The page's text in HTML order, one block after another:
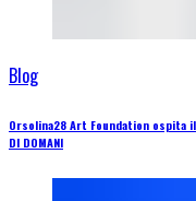
Blog
Orsolina28 Art Foundation ospita
DI DOMANI